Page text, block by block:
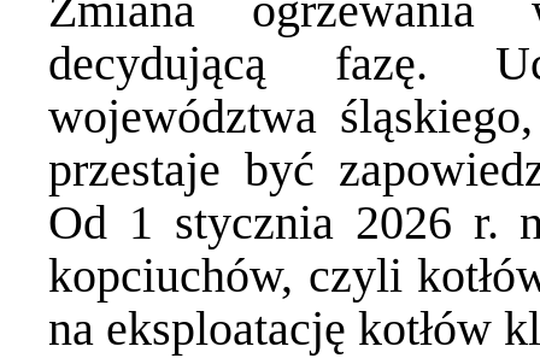
decydującą fazę.
województwa
przestaje być
Od 1 stycznia 2026 r.
kopciuchów, czyli
na eksploatację kotłów